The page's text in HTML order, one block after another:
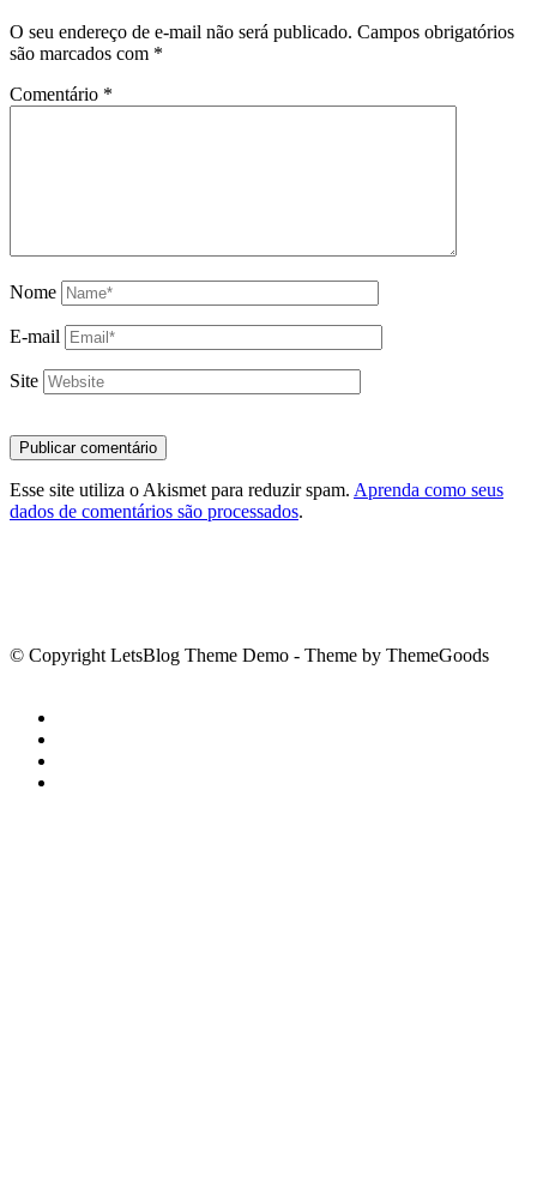
O seu endereço de e-mail não será publicado. Campos obrigatórios
são marcados com *
Comentário *
Nome
E-mail
Site
Esse site utiliza o Akismet para reduzir spam. Aprenda como seus
dados de comentários são processados.
© Copyright LetsBlog Theme Demo - Theme by ThemeGoods